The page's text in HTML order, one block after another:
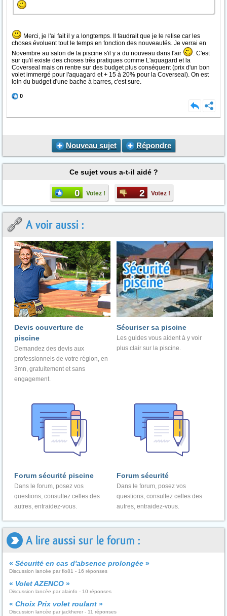
Merci, je l'ai fait il y a longtemps. Il faudrait que je le relise car les
choses évoluent tout le temps en fonction des nouveautés. Je verrai en
Novembre au salon de la piscine s'il y a du nouveau dans l'air
. C'est
sur qu'il existe des choses très pratiques comme L'aquagard et la
Coverseal mais on rentre sur des budget plus conséquent (prix d'un bon
volet immergé pour l'aquagard et + 15 à 20% pour la Coverseal). On est
loin du budget d'une bache à barres, c'est sure.
0
Nouveau sujet Répondre
Ce sujet vous a-t-il aidé ?
0 Votez ! 2 Votez !
A voir aussi :
Devis couverture de
piscine
Demandez des devis aux
professionnels de votre région, en
3mn, gratuitement et sans
engagement.
Sécuriser sa piscine
Les guides vous aident à y voir
plus clair sur la piscine.
Forum sécurité piscine
Dans le forum, posez vos
questions, consultez celles des
autres, entraidez-vous.
Forum sécurité
Dans le forum, posez vos
questions, consultez celles des
autres, entraidez-vous.
A lire aussi sur le forum :
« Sécurité en cas d'absence prolongée »
Discussion lancée par flo81 - 16 réponses
« Volet AZENCO »
Discussion lancée par alainfo - 10 réponses
« Choix Prix volet roulant »
Discussion lancée par jackherer - 11 réponses